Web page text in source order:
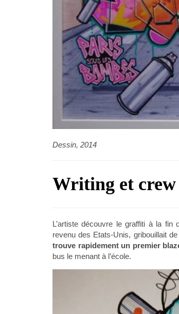
Dessin, 2014
Writing et crew
L’artiste découvre le graffiti à la
revenu des Etats-Unis, gribouillait
trouve rapidement un premier
bus le menant à l’école.